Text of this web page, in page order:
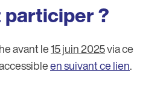
?
avant le15 juin 2025via ce
en suivant ce lien.